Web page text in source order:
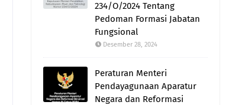
234/O/2024 Tentang
Pedoman Formasi Jabatan
Fungsional
Desember 28, 2024
Peraturan Menteri
Pendayagunaan Aparatur
Negara dan Reformasi